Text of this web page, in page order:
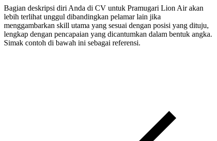
Bagian deskripsi diri Anda di CV untuk Pramugari Lion Air akan
lebih terlihat unggul dibandingkan pelamar lain jika
menggambarkan skill utama yang sesuai dengan posisi yang dituju,
lengkap dengan pencapaian yang dicantumkan dalam bentuk angka.
Simak contoh di bawah ini sebagai referensi.